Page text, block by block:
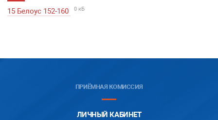
15 Белоус 152-160 0 кБ
ПРИЁМНАЯ КОМИССИЯ
ЛИЧНЫЙ КАБИНЕТ